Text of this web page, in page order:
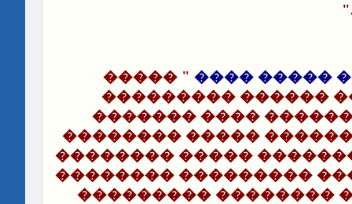
" �����
��������� ������
������� �������
�������� ��������
���� �������������
���� ���������
���� ������